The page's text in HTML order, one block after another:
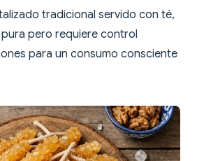
tradicional servido con té,
pero requiere control
para un consumo consciente